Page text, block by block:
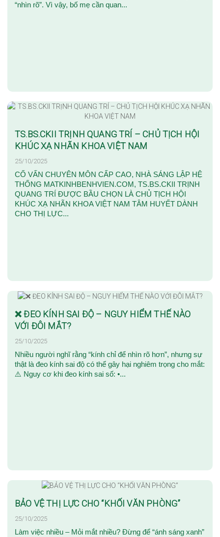
“nhìn rõ”. Vì vậy, bố mẹ cần quan...
TS.BS.CKII TRỊNH QUANG TRÍ – CHỦ TỊCH HỘI
KHÚC XẠ NHÃN KHOA VIỆT NAM
25/10/2025
CỐ VẤN CHUYÊN MÔN CẤP CAO, NHÀ SÁNG LẬP HỆ
THỐNG MATKINHBENHVIEN.COM, TS.BS.CKII TRỊNH
QUANG TRÍ ĐƯỢC BẦU CHỌN LÀ CHỦ TỊCH HỘI
KHÚC XẠ NHÃN KHOA VIỆT NAM TÂM HUYẾT DÀNH
CHO THỊ LỰC...
❌ ĐEO KÍNH SAI ĐỘ – NGUY HIỂM THẾ NÀO
VỚI ĐÔI MẮT?
25/10/2025
Nhiều người nghĩ rằng “kính chỉ để nhìn rõ hơn”, nhưng sự
thật là đeo kính sai độ có thể gây hại nghiêm trọng cho mắt:
⚠️ Nguy cơ khi đeo kính sai số: •...
BẢO VỆ THỊ LỰC CHO “KHỐI VĂN PHÒNG”
25/10/2025
Làm việc nhiều – Mỏi mắt nhiều? Đừng để “ánh sáng xanh”